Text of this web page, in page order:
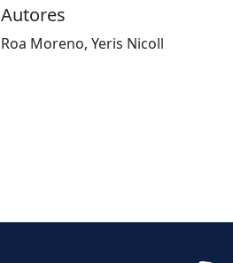
Autores
Roa Moreno, Yeris Nicoll